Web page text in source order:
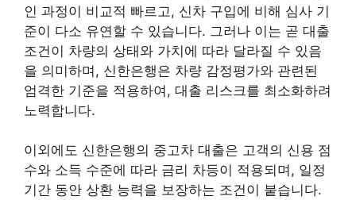
인 과정이 비교적 빠르고, 신차 구입에 비해 심사 기
준이 다소 유연할 수 있습니다. 그러나 이는 곧 대출
조건이 차량의 상태와 가치에 따라 달라질 수 있음
을 의미하며, 신한은행은 차량 감정평가와 관련된
엄격한 기준을 적용하여, 대출 리스크를 최소화하려
노력합니다.
이외에도 신한은행의 중고차 대출은 고객의 신용 점
수와 소득 수준에 따라 금리 차등이 적용되며, 일정
기간 동안 상환 능력을 보장하는 조건이 붙습니다.